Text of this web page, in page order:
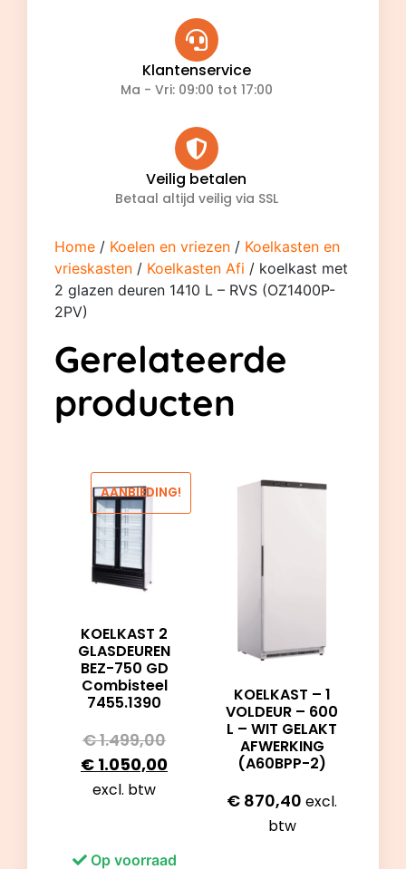
Klantenservice
Ma - Vri: 09:00 tot 17:00
Veilig betalen
Betaal altijd veilig via SSL
Home / Koelen en vriezen / Koelkasten en
vrieskasten / Koelkasten Afi / koelkast met
2 glazen deuren 1410 L – RVS (OZ1400P-
2PV)
Gerelateerde
producten
AANBIEDING!
KOELKAST 2
GLASDEUREN
BEZ-750 GD
Combisteel
7455.1390
€1.499,00
€ 1.050,00
excl. btw
Op voorraad
KOELKAST – 1
VOLDEUR – 600
L – WIT GELAKT
AFWERKING
(A60BPP-2)
€ 870,40 excl.
btw